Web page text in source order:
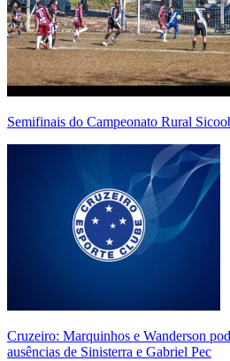
Semifinais do Campeonato Rural
Cruzeiro: Marquinhos e Wanderson
ausências de Sinisterra e Gabriel Pec